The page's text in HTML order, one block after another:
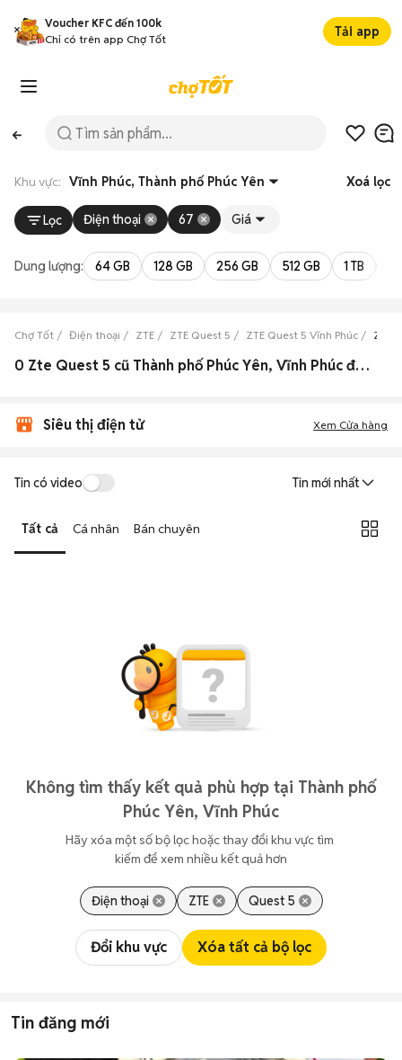
Voucher KFC đến 100k
Chỉ có trên app Chợ Tốt
Tải app
Khu vực: Vĩnh Phúc, Thành phố Phúc Yên Xoá lọc
Lọc Điện thoại 67 Giá
Dung lượng: 64 GB 128 GB 256 GB 512 GB 1 TB
Chợ Tốt Điện thoại ZTE ZTE Quest 5 ZTE Quest 5 Vĩnh Phúc ZTE
0 Zte Quest 5 cũ Thành phố Phúc Yên, Vĩnh Phúc đẹp
Siêu thị điện tử Xem Cửa hàng
Tin có video Tin mới nhất
Tất cả Cá nhân Bán chuyên
Không tìm thấy kết quả phù hợp tại Thành phố
Phúc Yên, Vĩnh Phúc
Hãy xóa một số bộ lọc hoặc thay đổi khu vực tìm
kiếm để xem nhiều kết quả hơn
Điện thoại ZTE Quest 5
Đổi khu vực Xóa tất cả bộ lọc
Tin đăng mới